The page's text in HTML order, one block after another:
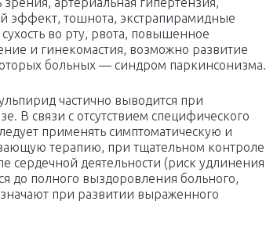
эффект, тошнота, экстрапирамидные
во рту, рвота, повышенное
и гинекомастия, возможно развитие
больных — синдром паркинсонизма.
частично выводится при
В связи с отсутствием специфического
применять симптоматическую и
терапию, при тщательном контроле
сердечной деятельности (риск удлинения
до полного выздоровления больного,
при развитии выраженного